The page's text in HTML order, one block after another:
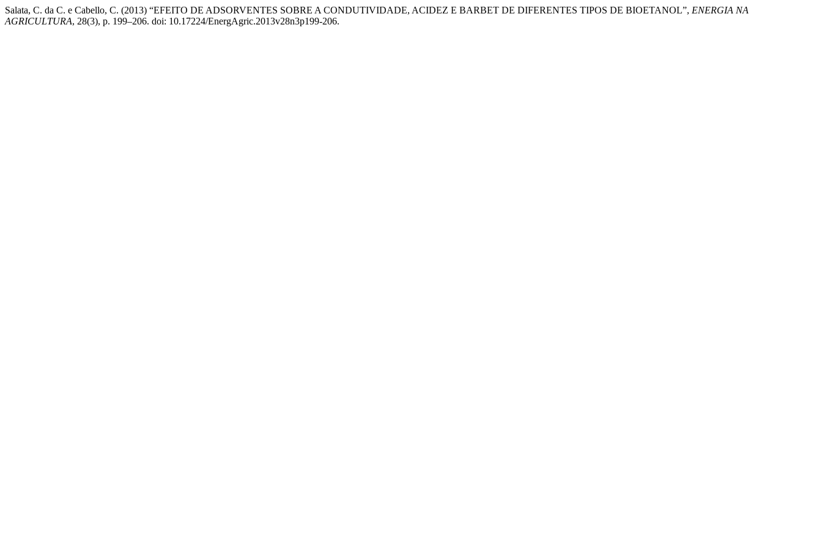
Salata, C. da C. e Cabello, C. (2013) “EFEITO DE ADSORVENTES SOBRE A CONDUTIVIDADE, ACIDEZ E BARBET DE DIFERENTES TIPOS DE BIOETANOL”, ENERGIA NA
AGRICULTURA, 28(3), p. 199–206. doi: 10.17224/EnergAgric.2013v28n3p199-206.